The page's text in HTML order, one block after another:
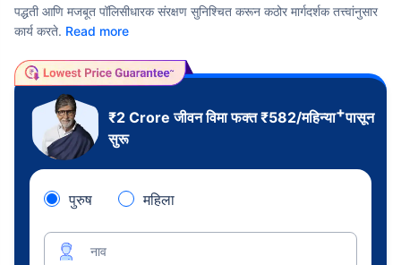
पद्धती आणि मजबूत पॉलिसीधारक संरक्षण सुनिश्चित करून कठोर मार्गदर्शक तत्त्वांनुसार
कार्य करते. Read more
₹2 Croreजीवन विमा फक्त₹582/महिन्या+पासून
सुरू
पुरुष महिला
नाव